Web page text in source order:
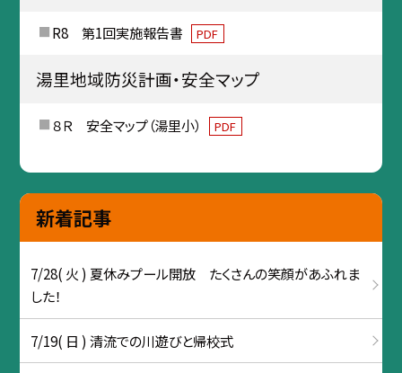
R8 第1回実施報告書 PDF
湯里地域防災計画・安全マップ
８Ｒ 安全マップ（湯里小） PDF
新着記事
7/28( 火 ) 夏休みプール開放 たくさんの笑顔があふれま
した！
7/19( 日 ) 清流での川遊びと帰校式